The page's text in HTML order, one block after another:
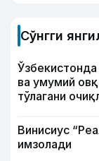
Сўнгги
ва умумий
тўлагани
Винисиус
имзолади